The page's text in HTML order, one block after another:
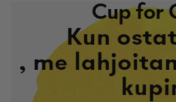
Cup for
Kun
, me